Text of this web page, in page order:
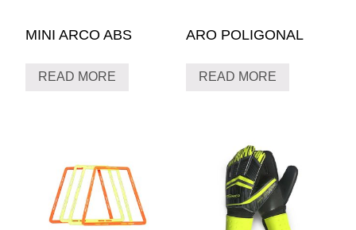
MINI ARCO ABS
READ MORE
ARO POLIGONAL
READ MORE